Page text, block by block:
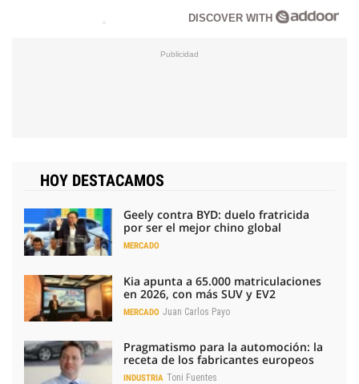
DISCOVER WITH
HOY DESTACAMOS
Geely contra BYD: duelo fratricida
por ser el mejor chino global
MERCADO
Kia apunta a 65.000 matriculaciones
en 2026, con más SUV y EV2
MERCADO Juan Carlos Payo
Pragmatismo para la automoción: la
receta de los fabricantes europeos
INDUSTRIA Toni Fuentes